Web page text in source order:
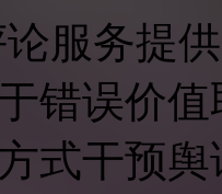
服务提
错误价
式干预